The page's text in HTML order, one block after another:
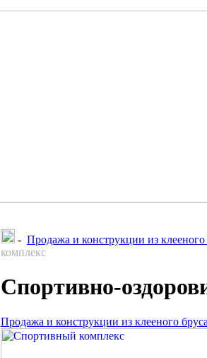
- Продажа и конструкции из клееного
комплекс
Спортивно-
Продажа и конструкции из клееного